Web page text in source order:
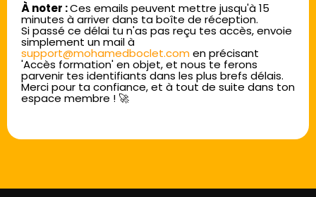
À noter :Ces emails peuvent mettre jusqu'à 15
minutes à arriver dans ta boîte de réception.
Si passé ce délai tu n'as pas reçu tes accès, envoie
simplement un mail à
support@mohamedboclet.comen précisant
'Accès formation' en objet, et nous te ferons
parvenir tes identifiants dans les plus brefs délais.
Merci pour ta confiance, et à tout de suite dans ton
espace membre ! 🚀